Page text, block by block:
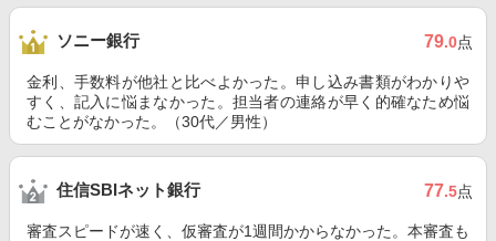
ソニー銀行 79.0点
金利、手数料が他社と比べよかった。申し込み書類がわかりや
すく、記入に悩まなかった。担当者の連絡が早く的確なため悩
むことがなかった。（30代／男性）
住信SBIネット銀行 77.5点
審査スピードが速く、仮審査が1週間かからなかった。本審査も